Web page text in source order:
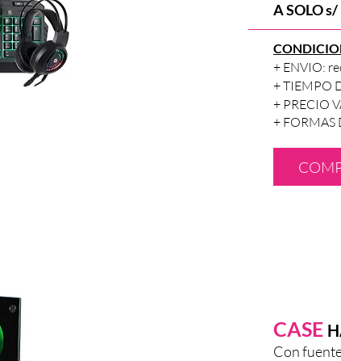
A SOLO
+ ENVIO:
+ TIEMPO
+ PRECIO
+ FORMAS
CASE
Con